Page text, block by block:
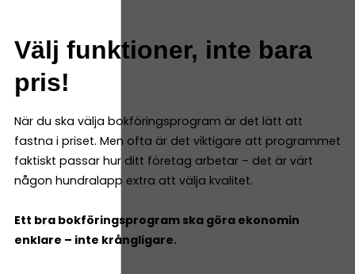
Välj funktioner, inte bara
pris!
När du ska välja bokföringsprogram är det lätt att
fastna i priset. Men ofta är det viktigare att programmet
faktiskt passar hur ditt företag arbetar – det är värt
någon hundralapp extra att välja kvalitet.
Ett bra bokföringsprogram ska göra ekonomin
enklare – inte krångligare.